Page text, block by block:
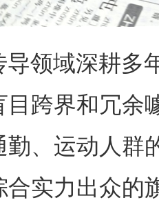
领域深耕多
跨界和冗余
、运动人群
合实力出众的